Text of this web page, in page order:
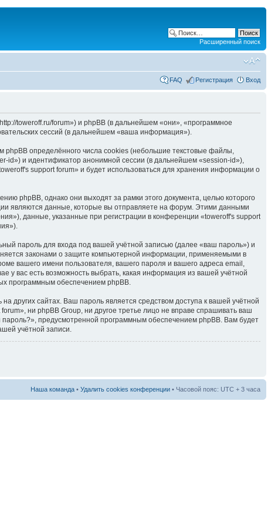
Расширенный поиск
FAQ Регистрация Вход
toweroff.ru/forum») и phpBB (в дальнейшем «они», «программное
сессий (в дальнейшем «ваша информация»).
определённого числа cookies (небольшие текстовые файлы,
id») и идентификатор анонимной сессии (в дальнейшем «session-id»),
support forum» и будет использоваться для хранения информации о
phpBB, однако они выходят за рамки этого документа, целью которого
являются данные, которые вы отправляете на форум. Этими данными
данные, указанные при регистрации в конференции «toweroff's support
пароль для входа под вашей учётной записью (далее «ваш пароль») и
законами о защите компьютерной информации, применяемыми в
вашего имени пользователя, вашего пароля и вашего адреса email,
у вас есть возможность выбрать, какая информация из вашей учётной
программным обеспечением phpBB.
других сайтах. Ваш пароль является средством доступа к вашей учётной
ни phpBB Group, ни другое третье лицо не вправе спрашивать ваш
предусмотренной программным обеспечением phpBB. Вам будет
учётной записи.
Наша команда • Удалить cookies конференции • Часовой пояс: UTC + 3 часа